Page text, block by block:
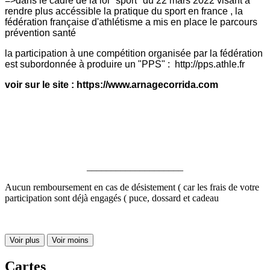
rendre plus accéssible la pratique du sport en france , la
fédération française d'athlétisme a mis en place le parcours
prévention santé
la participation à une compétition organisée par la fédération
est subordonnée à produire un "PPS" : http://pps.athle.fr
voir sur le site : https://www.arnagecorrida.com
Aucun remboursement en cas de désistement ( car les frais de votre
participation sont déjà engagés ( puce, dossard et cadeau
Voir plus Voir moins
Cartes